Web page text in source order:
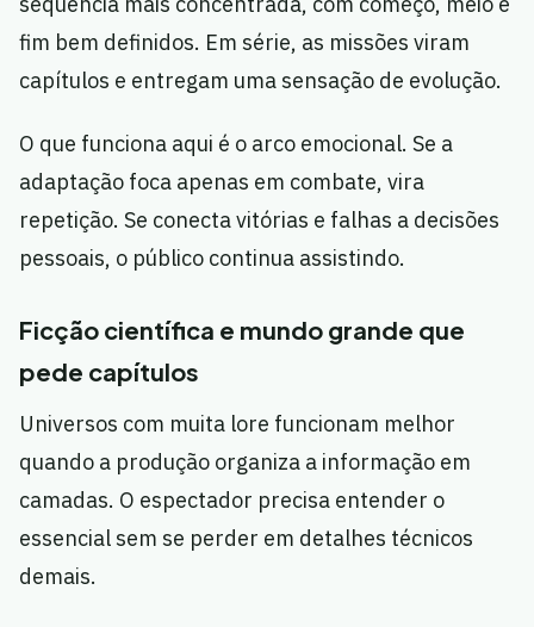
fim bem definidos. Em série, as missões viram
capítulos e entregam uma sensação de evolução.
O que funciona aqui é o arco emocional. Se a
adaptação foca apenas em combate, vira
repetição. Se conecta vitórias e falhas a decisões
pessoais, o público continua assistindo.
Ficção científica e mundo grande que
pede capítulos
Universos com muita lore funcionam melhor
quando a produção organiza a informação em
camadas. O espectador precisa entender o
essencial sem se perder em detalhes técnicos
demais.